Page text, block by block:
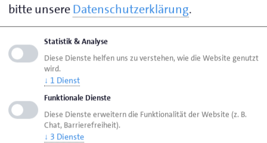
Seite drucken
aktualisiert am 22. Nov. 2024
Handwerkskammer Flensburg
Ansprechpartner
Bereiche
bitte unsereDatenschutzerklärung.
Statistik & Analyse
Diese Dienste helfen uns zu verstehen, wie die Website genutzt
wird.
↓ 1 Dienst
Funktionale Dienste
Diese Dienste erweitern die Funktionalität der Website (z. B.
Chat, Barrierefreiheit).
↓ 3 Dienste